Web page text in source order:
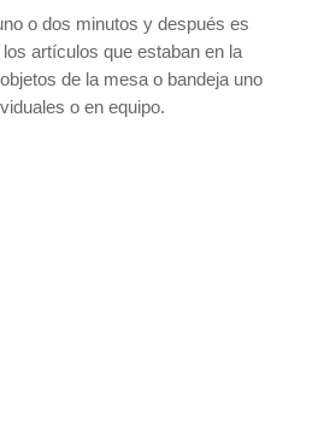
o dos minutos y después es
artículos que estaban en la
de la mesa o bandeja uno
o en equipo.